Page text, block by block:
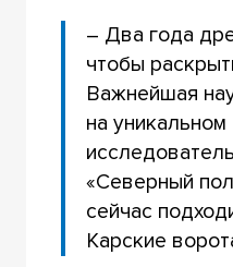
– Два года
чтобы
Важнейшая
на уникальном
«Северный
сейчас
Карские